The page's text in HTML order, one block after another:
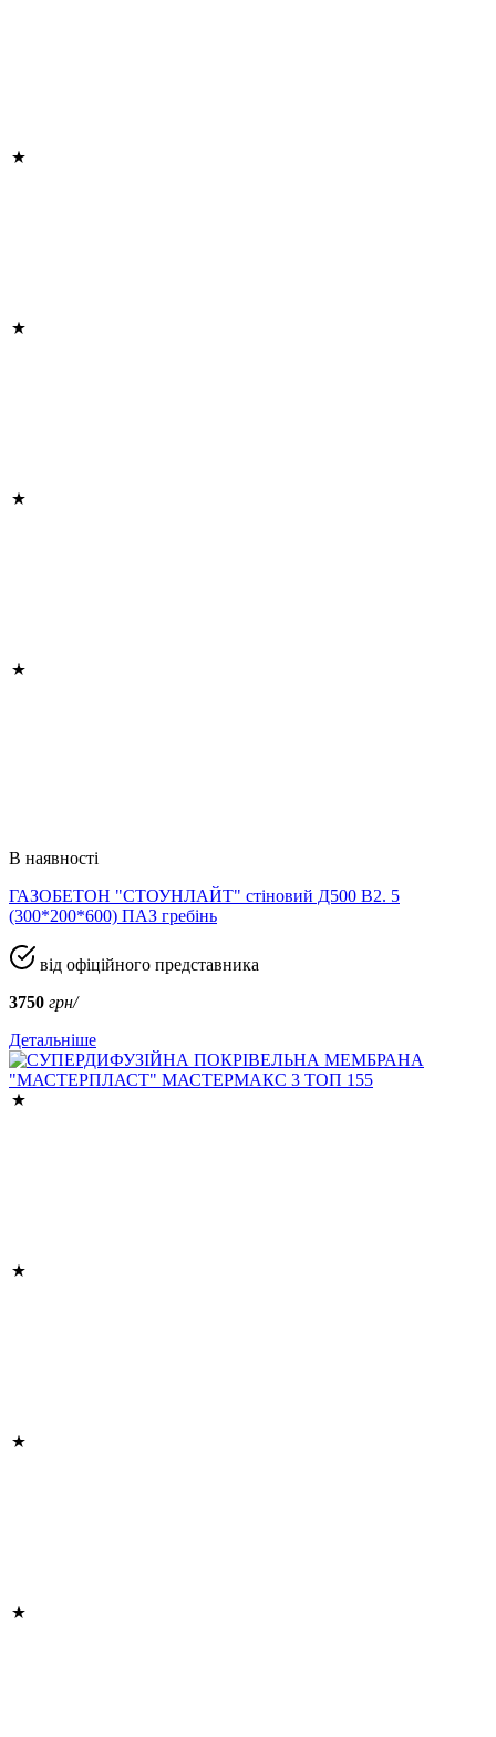
В наявності
ГАЗОБЕТОН "СТОУНЛАЙТ" стіновий Д500 В2. 5
(300*200*600) ПАЗ гребінь
від офіційного представника
3750 грн/
Детальніше